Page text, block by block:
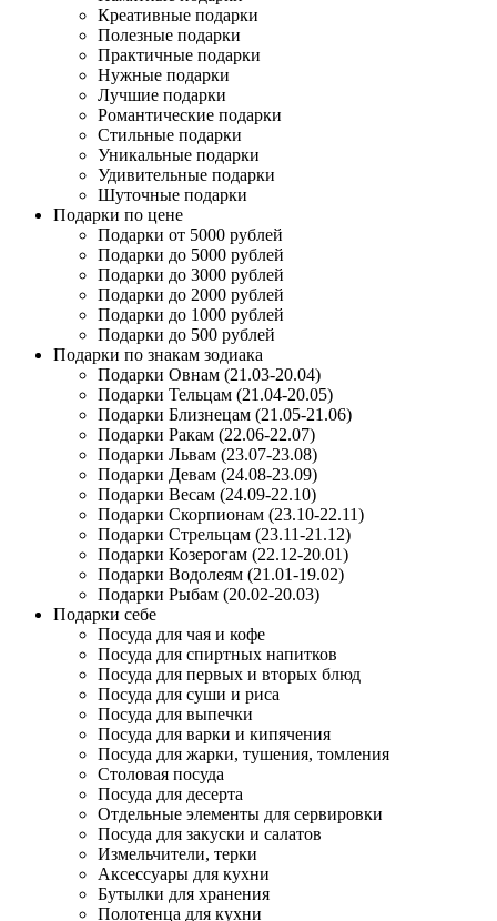
Креативные подарки
Полезные подарки
Практичные подарки
Нужные подарки
Лучшие подарки
Романтические подарки
Стильные подарки
Уникальные подарки
Удивительные подарки
Шуточные подарки
Подарки по цене
Подарки от 5000 рублей
Подарки до 5000 рублей
Подарки до 3000 рублей
Подарки до 2000 рублей
Подарки до 1000 рублей
Подарки до 500 рублей
Подарки по знакам зодиака
Подарки Овнам (21.03-20.04)
Подарки Тельцам (21.04-20.05)
Подарки Близнецам (21.05-21.06)
Подарки Ракам (22.06-22.07)
Подарки Львам (23.07-23.08)
Подарки Девам (24.08-23.09)
Подарки Весам (24.09-22.10)
Подарки Скорпионам (23.10-22.11)
Подарки Стрельцам (23.11-21.12)
Подарки Козерогам (22.12-20.01)
Подарки Водолеям (21.01-19.02)
Подарки Рыбам (20.02-20.03)
Подарки себе
Посуда для чая и кофе
Посуда для спиртных напитков
Посуда для первых и вторых блюд
Посуда для суши и риса
Посуда для выпечки
Посуда для варки и кипячения
Посуда для жарки, тушения, томления
Столовая посуда
Посуда для десерта
Отдельные элементы для сервировки
Посуда для закуски и салатов
Измельчители, терки
Аксессуары для кухни
Бутылки для хранения
Полотенца для кухни